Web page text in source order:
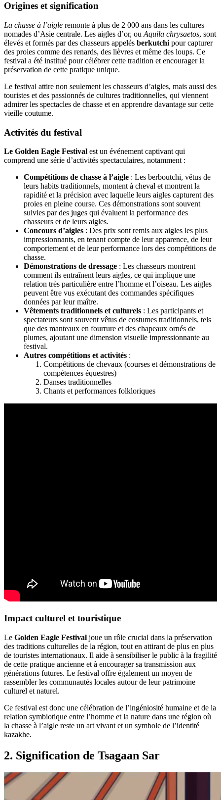
Origines et signification
La chasse à l’aigle remonte à plus de 2 000 ans dans les cultures
nomades d’Asie centrale. Les aigles d’or, ou Aquila chrysaetos, sont
élevés et formés par des chasseurs appelés berkutchi pour capturer
des proies comme des renards, des lièvres et même des loups. Ce
festival a été institué pour célébrer cette tradition et encourager la
préservation de cette pratique unique.
Le festival attire non seulement les chasseurs d’aigles, mais aussi des
touristes et des passionnés de cultures traditionnelles, qui viennent
admirer les spectacles de chasse et en apprendre davantage sur cette
vieille coutume.
Activités du festival
Le Golden Eagle Festival est un événement captivant qui
comprend une série d’activités spectaculaires, notamment :
Compétitions de chasse à l’aigle : Les berboutchi, vêtus de
leurs habits traditionnels, montent à cheval et montrent la
rapidité et la précision avec laquelle leurs aigles capturent des
proies en pleine course. Ces démonstrations sont souvent
suivies par des juges qui évaluent la performance des
chasseurs et de leurs aigles.
Concours d’aigles : Des prix sont remis aux aigles les plus
impressionnants, en tenant compte de leur apparence, de leur
comportement et de leur performance lors des compétitions de
chasse.
Démonstrations de dressage : Les chasseurs montrent
comment ils entraînent leurs aigles, ce qui implique une
relation très particulière entre l’homme et l’oiseau. Les aigles
peuvent être vus exécutant des commandes spécifiques
données par leur maître.
Vêtements traditionnels et culturels : Les participants et
spectateurs sont souvent vêtus de costumes traditionnels, tels
que des manteaux en fourrure et des chapeaux ornés de
plumes, ajoutant une dimension visuelle impressionnante au
festival.
Autres compétitions et activités :
Compétitions de chevaux (courses et démonstrations de
compétences équestres)
Danses traditionnelles
Chants et performances folkloriques
Impact culturel et touristique
Le Golden Eagle Festival joue un rôle crucial dans la préservation
des traditions culturelles de la région, tout en attirant de plus en plus
de touristes internationaux. Il aide à sensibiliser le public à la fragilité
de cette pratique ancienne et à encourager sa transmission aux
générations futures. Le festival offre également un moyen de
rassembler les communautés locales autour de leur patrimoine
culturel et naturel.
Ce festival est donc une célébration de l’ingéniosité humaine et de la
relation symbiotique entre l’homme et la nature dans une région où
la chasse à l’aigle reste un art vivant et un symbole de l’identité
kazakhe.
2. Signification de Tsagaan Sar